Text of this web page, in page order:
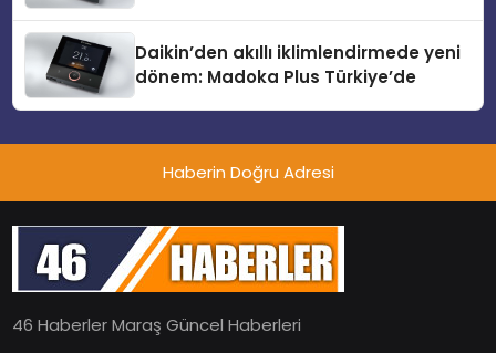
Daikin’den akıllı iklimlendirmede yeni
dönem: Madoka Plus Türkiye’de
Haberin Doğru Adresi
46 Haberler Maraş Güncel Haberleri